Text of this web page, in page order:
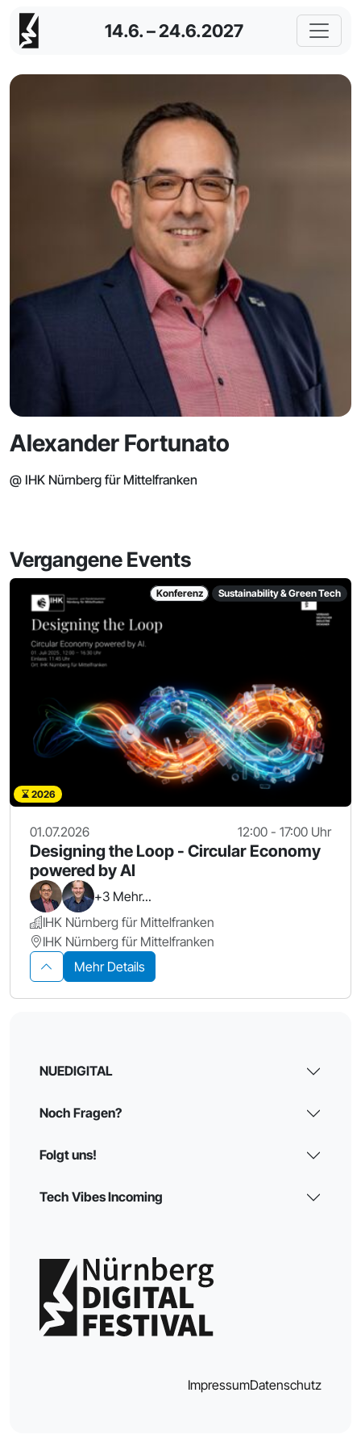
14.6. – 24.6.2027
Alexander Fortunato
@ IHK Nürnberg für Mittelfranken
Vergangene Events
Konferenz Sustainability & Green Tech
2026
01.07.2026 12:00 - 17:00 Uhr
Designing the Loop - Circular Economy
powered by AI
+3 Mehr...
IHK Nürnberg für Mittelfranken
IHK Nürnberg für Mittelfranken
Mehr Details
NUEDIGITAL
Noch Fragen?
Folgt uns!
Tech Vibes Incoming
ImpressumDatenschutz